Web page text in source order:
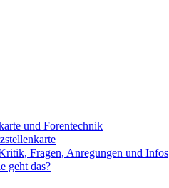
und Forentechnik
Fragen, Anregungen und Infos
geht das?